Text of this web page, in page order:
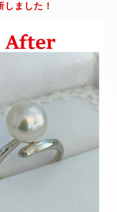
ました！